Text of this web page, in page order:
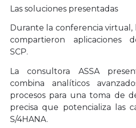
Las soluciones presentadas
Durante la conferencia virtual,
compartieron aplicaciones
SCP.
La consultora ASSA
combina analíticos
procesos para una toma de
precisa que potencializa las
S/4HANA.